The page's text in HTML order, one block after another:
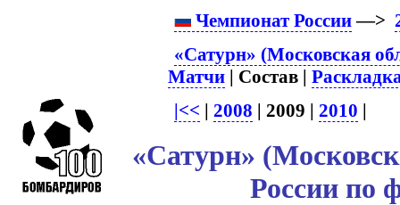
Чемпионат России—>
«Сатурн» (Московская
Матчи | Состав |
|<< | 2008 | 2009 | 2010 |
«Сатурн»
России по